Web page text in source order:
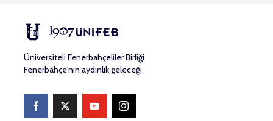
Üniversiteli Fenerbahçeliler Birliği
Fenerbahçe'nin aydınlık geleceği.